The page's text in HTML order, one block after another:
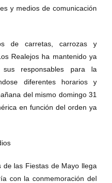
y medios de comunicación
de carretas, carrozas y
Realejos ha mantenido ya
responsables para la
diferentes horarios y
del mismo domingo 31
en función del orden ya
de las Fiestas de Mayo llega
con la conmemoración del